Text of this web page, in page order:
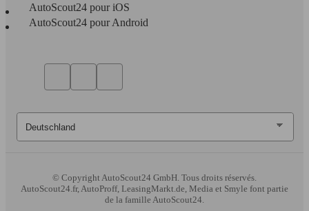
AutoScout24 pour iOS
AutoScout24 pour Android
© CopyrightAutoScout24 GmbH. Tous droits réservés.
AutoScout24.fr, AutoProff, LeasingMarkt.de, Media et Smyle font partie
de la famille AutoScout24.